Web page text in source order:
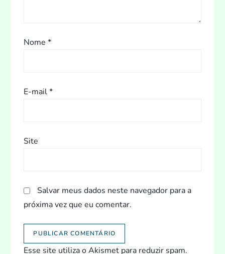
t
Nome*
E-mail*
Site
Salvar meus dados neste navegador para a
próxima vez que eu comentar.
Esse site utiliza o Akismet para reduzir spam.